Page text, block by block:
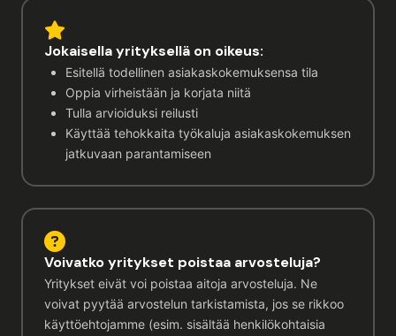
Jokaisella yrityksellä on oikeus:
Esitellä todellinen asiakaskokemuksensa tila
Oppia virheistään ja korjata niitä
Tulla arvioiduksi reilusti
Käyttää tehokkaita työkaluja asiakaskokemuksen
jatkuvaan parantamiseen
Voivatko yritykset poistaa arvosteluja?
Yritykset eivät voi poistaa aitoja arvosteluja. Ne
voivat pyytää arvostelun tarkistamista, jos se rikkoo
käyttöehtojamme (esim. sisältää henkilökohtaisia